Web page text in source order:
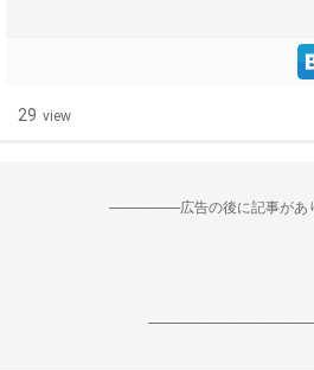
29 view
--------------------広告の後に記事があ